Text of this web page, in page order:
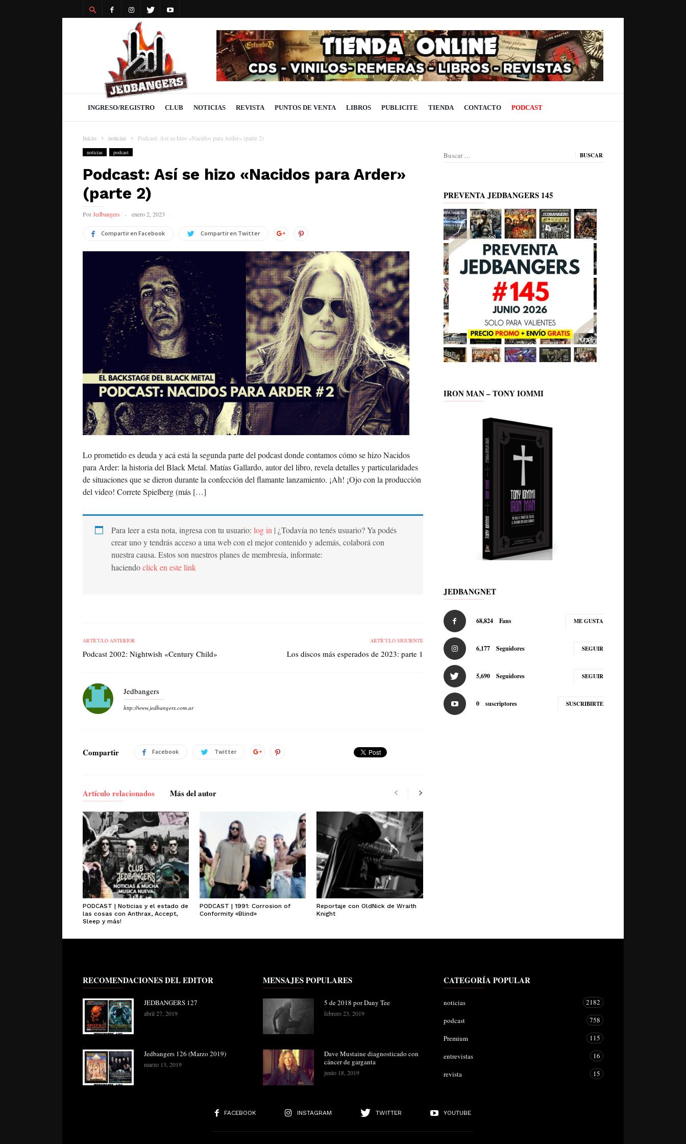
INGRESO/REGISTRO CLUB NOTICIAS REVISTA PUNTOS DE VENTA LIBROS PUBLICITE TIENDA CONTACTO PODCAST
Inicio noticias Podcast: Así se hizo «Nacidos para Arder» (parte 2)
noticias podcast
Podcast: Así se hizo «Nacidos para Arder»
(parte 2)
PorJedbangers enero 2, 2023
Compartir en Facebook Compartir en Twitter
Lo prometido es deuda y acá está la segunda parte del podcast donde contamos cómo se hizo Nacidos
para Arder: la historia del Black Metal. Matías Gallardo, autor del libro, revela detalles y particularidades
de situaciones que se dieron durante la confección del flamante lanzamiento. ¡Ah! ¡Ojo con la producción
del video! Correte Spielberg (más […]
Para leer a esta nota, ingresa con tu usuario: log in | ¿Todavía no tenés usuario? Ya podés
crear uno y tendrás acceso a una web con el mejor contenido y además, colaborá con
nuestra causa. Estos son nuestros planes de membresía, informate:
haciendoclick en este link
ARTÍCULO ANTERIOR
Podcast 2002: Nightwish «Century Child»
ARTÍCULO SIGUIENTE
Los discos más esperados de 2023: parte 1
Jedbangers
http://www.jedbangers.com.ar
Compartir Facebook Twitter
Artículo relacionados Más del autor
PODCAST | Noticias y el estado de
las cosas con Anthrax, Accept,
Sleep y más!
PODCAST | 1991: Corrosion of
Conformity «Blind»
Reportaje con OldNick de Wraith
Knight
Buscar:
PREVENTA JEDBANGERS 145
IRON MAN – TONY IOMMI
JEDBANGNET
68,824 Fans ME GUSTA
6,177 Seguidores SEGUIR
5,690 Seguidores SEGUIR
0 suscriptores SUSCRIBIRTE
RECOMENDACIONES DEL EDITOR
JEDBANGERS 127
abril 27, 2019
Jedbangers 126 (Marzo 2019)
marzo 13, 2019
MENSAJES POPULARES
5 de 2018 por Dany Tee
febrero 23, 2019
Dave Mustaine diagnosticado con
cáncer de garganta
junio 18, 2019
CATEGORÍA POPULAR
noticias
2182
podcast
758
Premium
115
entrevistas
16
revista
15
FACEBOOK INSTAGRAM TWITTER YOUTUBE